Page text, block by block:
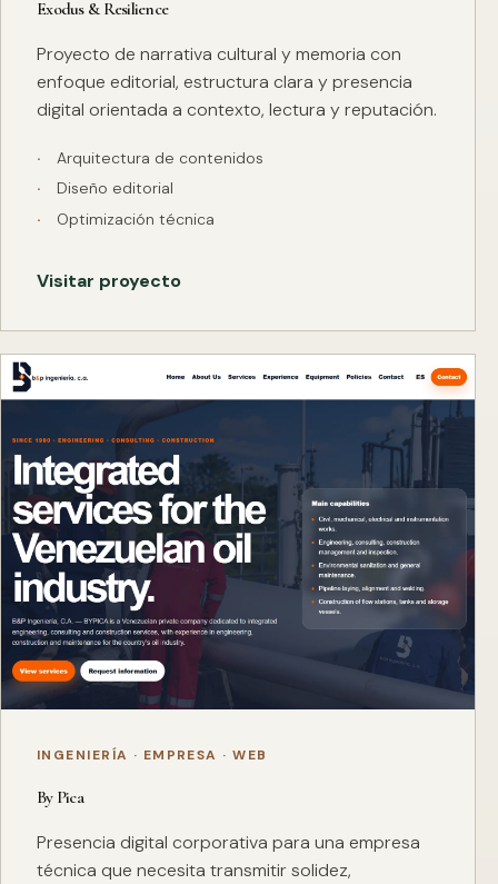
Exodus & Resilience
Proyecto de narrativa cultural y memoria con
enfoque editorial, estructura clara y presencia
digital orientada a contexto, lectura y reputación.
Arquitectura de contenidos
Diseño editorial
Optimización técnica
Visitar proyecto
INGENIERÍA · EMPRESA · WEB
By Pica
Presencia digital corporativa para una empresa
técnica que necesita transmitir solidez,